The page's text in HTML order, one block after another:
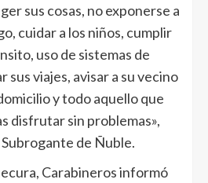
sus cosas, no exponerse a
cuidar a los niños, cumplir
uso de sistemas de
sus viajes, avisar a su vecino
y todo aquello que
disfrutar sin problemas»,
de Ñuble.
Carabineros informó